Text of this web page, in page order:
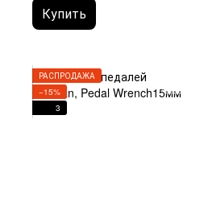
Купить
РАСПРОДАЖА
−15%
3